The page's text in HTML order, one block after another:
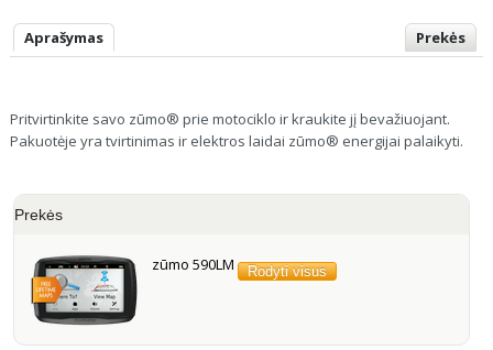
Aprašymas Prekės
Pritvirtinkite savo zūmo® prie motociklo ir kraukite jį bevažiuojant.
Pakuotėje yra tvirtinimas ir elektros laidai zūmo® energijai palaikyti.
Prekės
zūmo 590LM Rodyti visus